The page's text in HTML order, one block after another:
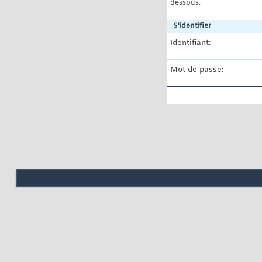
dessous.
S'identifier
Identifiant:
Mot de passe: